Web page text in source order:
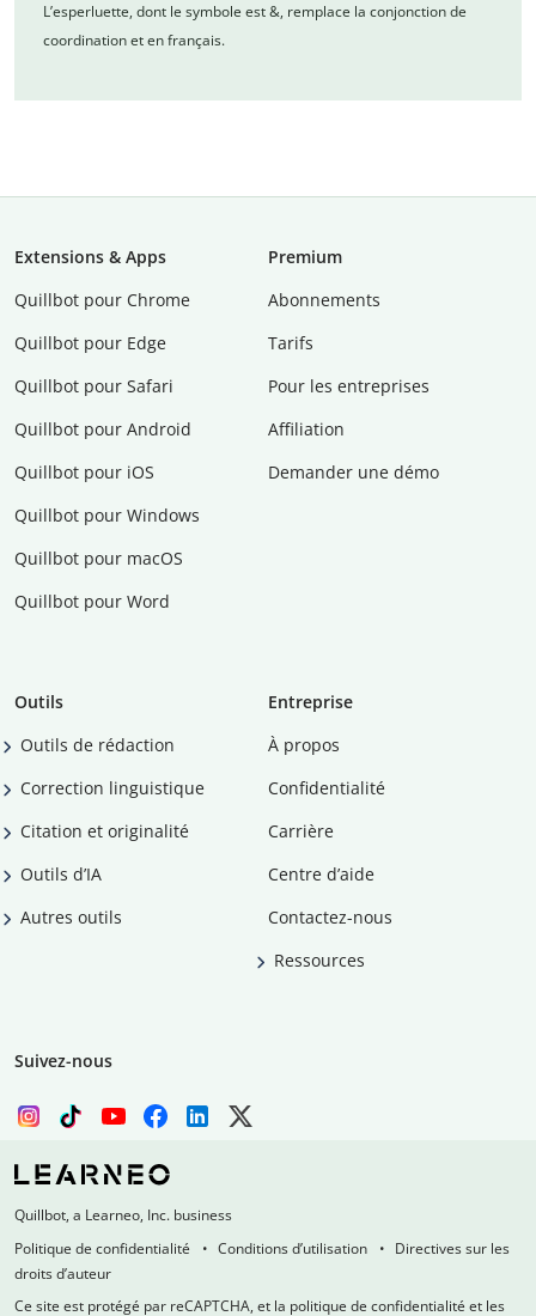
L’esperluette, dont le symbole est &, remplace la conjonction de
coordination et en français.
Extensions & Apps
Quillbot pour Chrome
Quillbot pour Edge
Quillbot pour Safari
Quillbot pour Android
Quillbot pour iOS
Quillbot pour Windows
Quillbot pour macOS
Quillbot pour Word
Premium
Abonnements
Tarifs
Pour les entreprises
Affiliation
Demander une démo
Outils
Outils de rédaction
Correction linguistique
Citation et originalité
Outils d’IA
Autres outils
Entreprise
À propos
Confidentialité
Carrière
Centre d’aide
Contactez-nous
Ressources
Suivez-nous
Quillbot, a Learneo, Inc. business
Politique de confidentialité
Conditions d’utilisation
Directives sur les
droits d’auteur
Ce site est protégé par reCAPTCHA, et la politique de confidentialité et les